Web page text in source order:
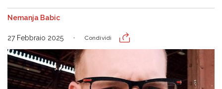
Nemanja Babic
27 Febbraio 2025 Condividi